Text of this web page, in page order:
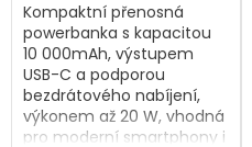
Kompaktní přenosná
powerbanka s kapacitou
10 000mAh, výstupem
USB-C a podporou
bezdrátového nabíjení,
výkonem až 20 W, vhodná
pro moderní smartphony i